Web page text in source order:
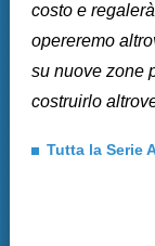
costo e
opereremo
su nuove zone
costruirlo
Tutta la Serie